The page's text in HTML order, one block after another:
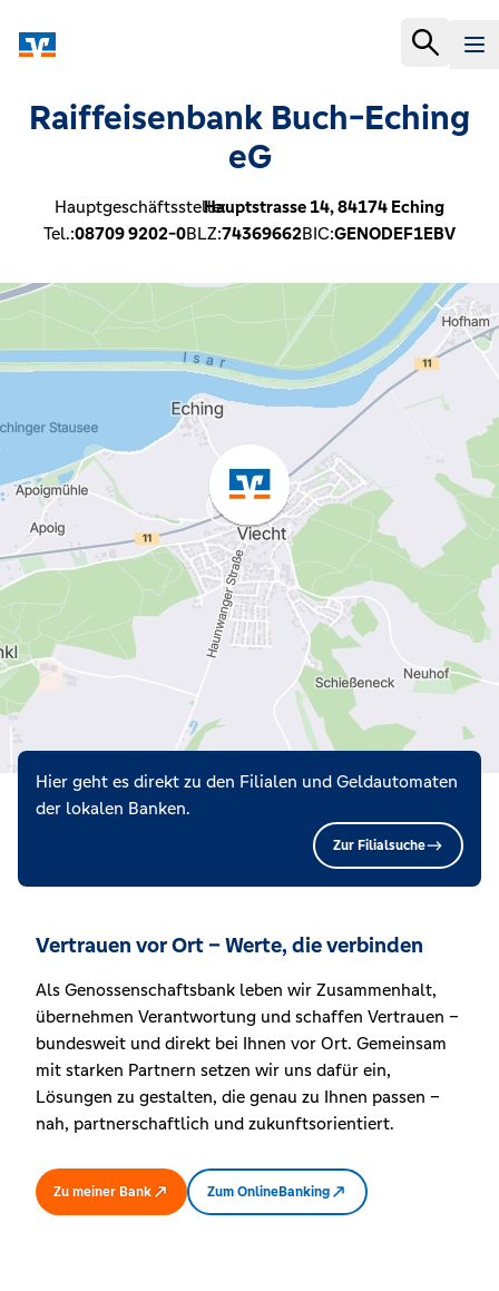
Raiffeisenbank Buch-Eching
eG
Hauptgeschäftsstelle:Hauptstrasse 14,84174 Eching
Tel.:08709 9202-0BLZ:74369662BIC:GENODEF1EBV
Hier geht es direkt zu den Filialen und Geldautomaten
der lokalen Banken.
Zur Filialsuche
Vertrauen vor Ort – Werte, die verbinden
Als Genossenschaftsbank leben wir Zusammenhalt,
übernehmen Verantwortung und schaffen Vertrauen –
bundesweit und direkt bei Ihnen vor Ort. Gemeinsam
mit starken Partnern setzen wir uns dafür ein,
Lösungen zu gestalten, die genau zu Ihnen passen –
nah, partnerschaftlich und zukunftsorientiert.
Zu meiner Bank Zum OnlineBanking